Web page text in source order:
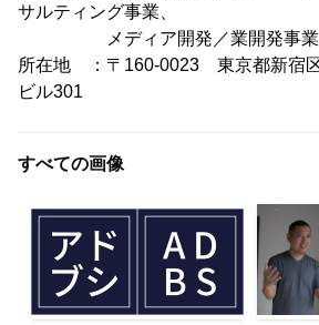
サルティング事業、
メディア開発／業開発事業
所在地 ：〒160-0023 東京都新宿
ビル301
すべての画像